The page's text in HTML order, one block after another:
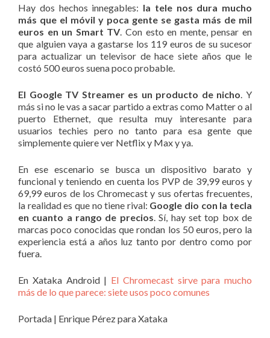
Hay dos hechos innegables: la tele nos dura mucho
más que el móvil y poca gente se gasta más de mil
euros en un Smart TV . Con esto en mente, pensar en
que alguien vaya a gastarse los 119 euros de su sucesor
para actualizar un televisor de hace siete años que le
costó 500 euros suena poco probable.
El Google TV Streamer es un producto de nicho . Y
más si no le vas a sacar partido a extras como Matter o al
puerto Ethernet, que resulta muy interesante para
usuarios techies pero no tanto para esa gente que
simplemente quiere ver Netflix y Max y ya.
En ese escenario se busca un dispositivo barato y
funcional y teniendo en cuenta los PVP de 39,99 euros y
69,99 euros de los Chromecast y sus ofertas frecuentes,
la realidad es que no tiene rival: Google dio con la tecla
en cuanto a rango de precios . Sí, hay set top box de
marcas poco conocidas que rondan los 50 euros, pero la
experiencia está a años luz tanto por dentro como por
fuera.
En Xataka Android | El Chromecast sirve para mucho
más de lo que parece: siete usos poco comunes
Portada | Enrique Pérez para Xataka